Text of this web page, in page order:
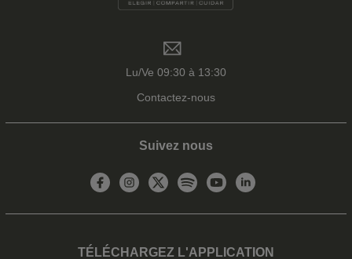
Lu/Ve 09:30 à 13:30
Contactez-nous
Suivez nous
TÉLÉCHARGEZ L'APPLICATION